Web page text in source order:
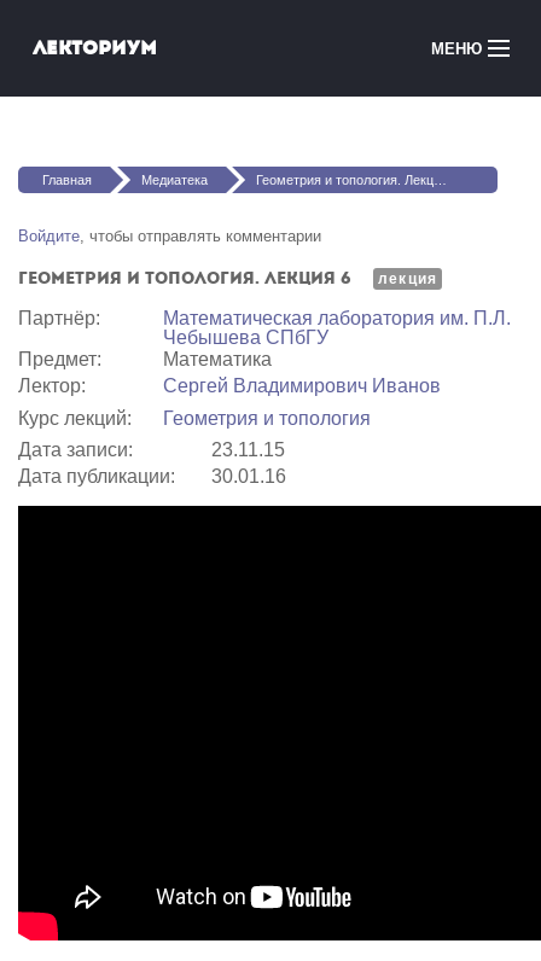
Лекториум МЕНЮ
Медиатека
Courses in English
Вы здесь
Главная Медиатека Геометрия и топология. Лекция 6
Войдите, чтобы отправлять комментарии
Геометрия и топология. Лекция 6 лекция
Партнёр:
Математичеcкая лаборатория им. П.Л.
Чебышева СПбГУ
Предмет:
Математика
Лектор:
Сергей Владимирович Иванов
Курс лекций:
Геометрия и топология
Дата записи:
23.11.15
Дата публикации:
30.01.16